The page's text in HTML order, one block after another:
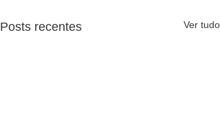
Posts recentes Ver tudo